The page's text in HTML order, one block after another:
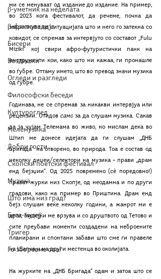
β-уметник на неделата
β-фактопедија
Бисери
Воздишки
Огледи и разгледи
Философски беседи
Културоглед
Мелемузика
Добри гости
Скопски поетски фестивал
Музика
Што има низ град?
Бета-музеј
Тригер
Го зборевме ова?
ми се менуваат од издание до издание. На пример,
во 2023 кога фестивалот, да речеме, почна да
закрепнува од ситуацијата што и него го затекна со
ковидот, се спремав за интервјуто со составот „Fulu
Miziki“ кој свири афро-футуристички панк на
инструменти кои, како што ни кажаа, ги пронашле
во ѓубре. Оттаму името, што во превод значи музика
од ѓубре.
Годинава, не се спремав за никакви интервјуа или
рецензии. Отидов само за да слушам музика. Сакав
да ја чујам Телемама во живо, но мислам дека во
Штип ме донесе идејата да ги слушам „ДНБ
Бригада“ на отворено, во природа. Тоа е состав од
неколку диџеи/селектори на музика – прави „драм
енд бејзџии“. Од 2025 повремено (сѐ поредовно!)
прават журки низ Скопје, од неодамна и по други
градови, како на пример во Приштина. Драм енд
бејз слушам веќе неколку години, а жанрот ми е
драг, бидејќи ме врзува и со друштвото од Тетово и
сите преубави моменти создадени на неброените
планирани и спонтани забави што сме ги правеле
на Шапка и на други местенца во околијата.
На журките на „ДНБ Бригада“ одам и затоа што се